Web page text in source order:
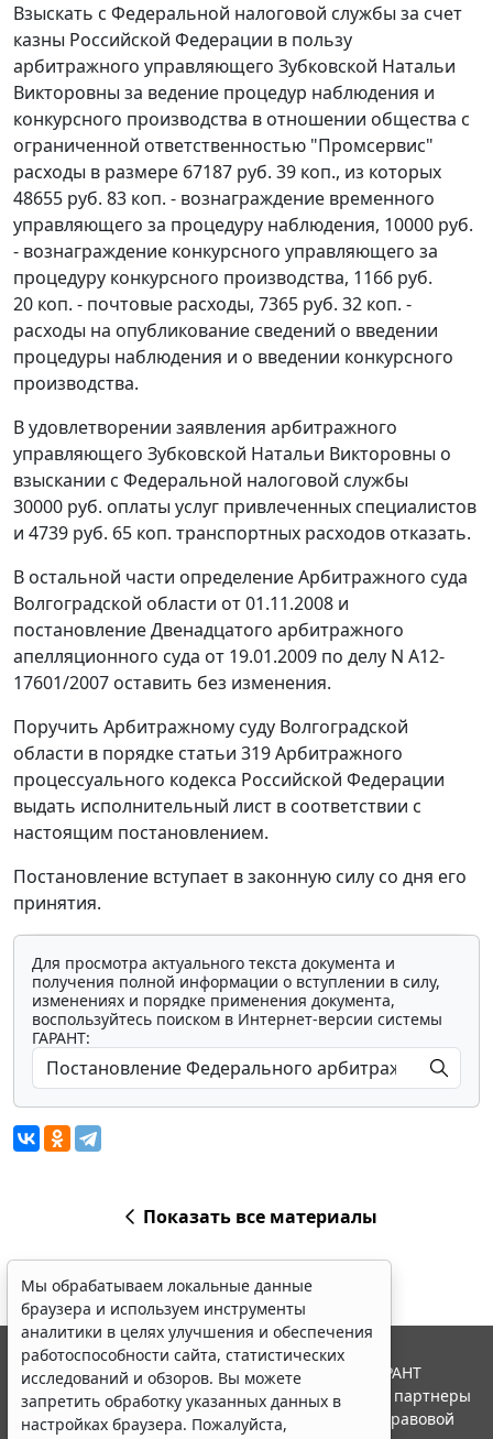
Взыскать с Федеральной налоговой службы за счет
казны Российской Федерации в пользу
арбитражного управляющего Зубковской Натальи
Викторовны за ведение процедур наблюдения и
конкурсного производства в отношении общества с
ограниченной ответственностью "Промсервис"
расходы в размере 67187 руб. 39 коп., из которых
48655 руб. 83 коп. - вознаграждение временного
управляющего за процедуру наблюдения, 10000 руб.
- вознаграждение конкурсного управляющего за
процедуру конкурсного производства, 1166 руб.
20 коп. - почтовые расходы, 7365 руб. 32 коп. -
расходы на опубликование сведений о введении
процедуры наблюдения и о введении конкурсного
производства.
В удовлетворении заявления арбитражного
управляющего Зубковской Натальи Викторовны о
взыскании с Федеральной налоговой службы
30000 руб. оплаты услуг привлеченных специалистов
и 4739 руб. 65 коп. транспортных расходов отказать.
В остальной части определение Арбитражного суда
Волгоградской области от 01.11.2008 и
постановление Двенадцатого арбитражного
апелляционного суда от 19.01.2009 по делу N А12-
17601/2007 оставить без изменения.
Поручить Арбитражному суду Волгоградской
области в порядке статьи 319Арбитражного
процессуального кодекса Российской Федерации
выдать исполнительный лист в соответствии с
настоящим постановлением.
Постановление вступает в законную силу со дня его
принятия.
Для просмотра актуального текста документа и
получения полной информации о вступлении в силу,
изменениях и порядке применения документа,
воспользуйтесь поиском в Интернет-версии системы
ГАРАНТ:
Показать все материалы
Мы обрабатываем локальные данные
браузера и используем инструменты
аналитики в целях улучшения и обеспечения
работоспособности сайта, статистических
исследований и обзоров. Вы можете
запретить обработку указанных данных в
настройках браузера. Пожалуйста,
© ООО "НПП "ГАРАНТ-СЕРВИС", 2026. Система ГАРАНТ
выпускается с 1990 года. Компания "Гарант" и ее партнеры
являются участниками Российской ассоциации правовой